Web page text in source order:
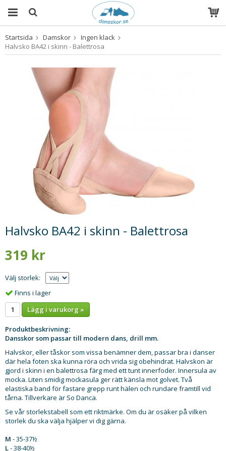
Produkten har blivit tillagd i varukorgen
Startsida Damskor
Ingen klack
Halvsko BA42 i skinn - Balettrosa
Halvsko BA42 i skinn - Balettrosa
319 kr
Välj storlek:
Finns i lager
Lägg i varukorg »
Produktbeskrivning:
Dansskor som passar till modern dans, drill mm.
Halvskor, eller tåskor som vissa benämner dem, passar bra i danser
där hela foten ska kunna röra och vrida sig obehindrat. Halvskon är
gjord i skinn i en balettrosa färg med ett tunt innerfoder. Innersula av
mocka. Liten smidig mockasula ger rätt känsla mot golvet. Två
elastiska band för fastare grepp runt hälen och rundare framtill vid
tårna. Tillverkare är So Danca.
Se vår storlekstabell som ett riktmärke. Om du är osäker på vilken
storlek du ska välja hjälper vi dig gärna.
M - 35-37½
L- 38-40½